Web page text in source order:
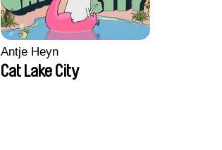
Antje Heyn
Cat Lake City